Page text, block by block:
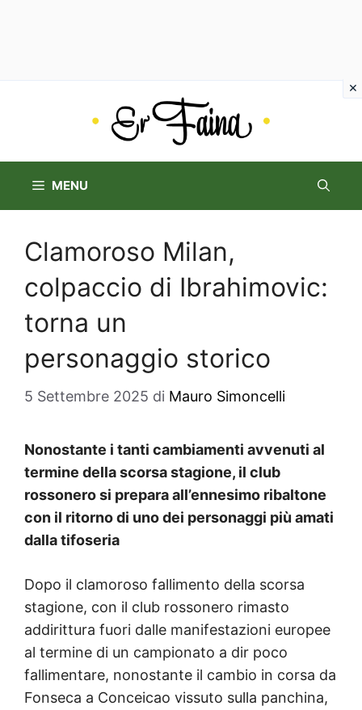
MENU
Clamoroso Milan,
colpaccio di Ibrahimovic:
torna un
personaggio storico
5 Settembre 2025 di Mauro Simoncelli
Nonostante i tanti cambiamenti avvenuti al
termine della scorsa stagione, il club
rossonero si prepara all’ennesimo ribaltone
con il ritorno di uno dei personaggi più amati
dalla tifoseria
Dopo il clamoroso fallimento della scorsa
stagione, con il club rossonero rimasto
addirittura fuori dalle manifestazioni europee
al termine di un campionato a dir poco
fallimentare, nonostante il cambio in corsa da
Fonseca a Conceicao vissuto sulla panchina,